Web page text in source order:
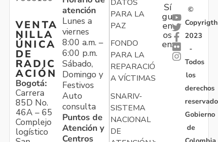
VENTA
NILLA
ÚNICA
DE
RADIC
ACIÓN
Bogotá:
Carrera
85D No.
46A – 65
Complejo
logístico
atención
Lunes a
viernes
8:00 a.m. –
6:00 p.m.
Sábado,
Domingo y
Festivos
Auto
consulta
Puntos de
Atención y
Centros
DATOS
PARA LA
PAZ
FONDO
PARA LA
REPARACIÓN
A VÍCTIMAS
SNARIV-
SISTEMA
NACIONAL
DE
Sí
gu
en
os
en:
©
Copyrigth
2023
-
Todos
los
derechos
Gobierno
de